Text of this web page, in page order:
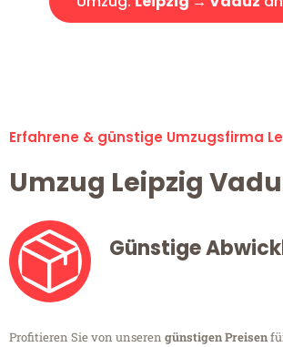
Erfahrene & günstige Umzugsfirma
Umzug Leipzig
Günstige
Profitieren Sie von unseren günstigen Preisen